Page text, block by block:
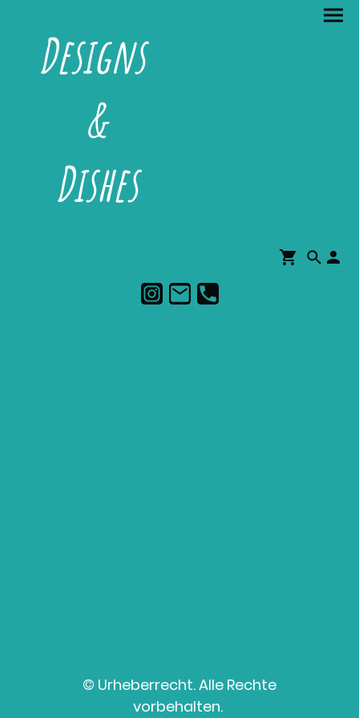
Designs
&
Dishes
© Urheberrecht. Alle Rechte
vorbehalten.